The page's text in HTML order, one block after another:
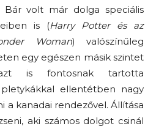
volt már dolga speciális
is (Harry Potter és az
Woman) valószínűleg
egy egészen másik szintet
is fontosnak tartotta
ellentétben nagy
a kanadai rendezővel. Állítása
aki számos dolgot csinál